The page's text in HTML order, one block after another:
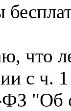
что
с ч.
"Об